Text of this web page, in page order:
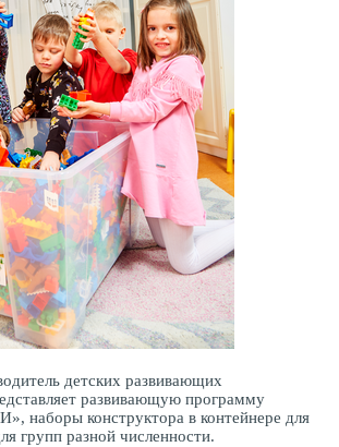
детских развивающих
развивающую программу
наборы конструктора в контейнере для
групп разной численности.